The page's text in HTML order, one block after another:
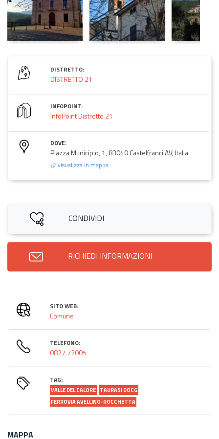
DISTRETTO:
DISTRETTO 21
INFOPOINT:
InfoPoint Distretto 21
DOVE:
Piazza Municipio, 1, 83040 Castelfranci AV, Italia
visualizza in mappa
CONDIVIDI
RICHIEDI INFORMAZIONI
SITO WEB:
Comune
TELEFONO:
0827 72005
TAG:
VALLE DEL CALORE TAURASI DOCG
FERROVIA AVELLINO-ROCCHETTA
MAPPA